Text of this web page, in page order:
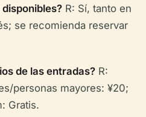
R: Sí, tanto en
se recomienda reservar
de las entradas? R:
personas mayores: ¥20;
Gratis.